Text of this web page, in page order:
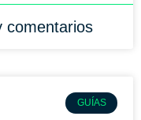
comentarios
GUÍAS